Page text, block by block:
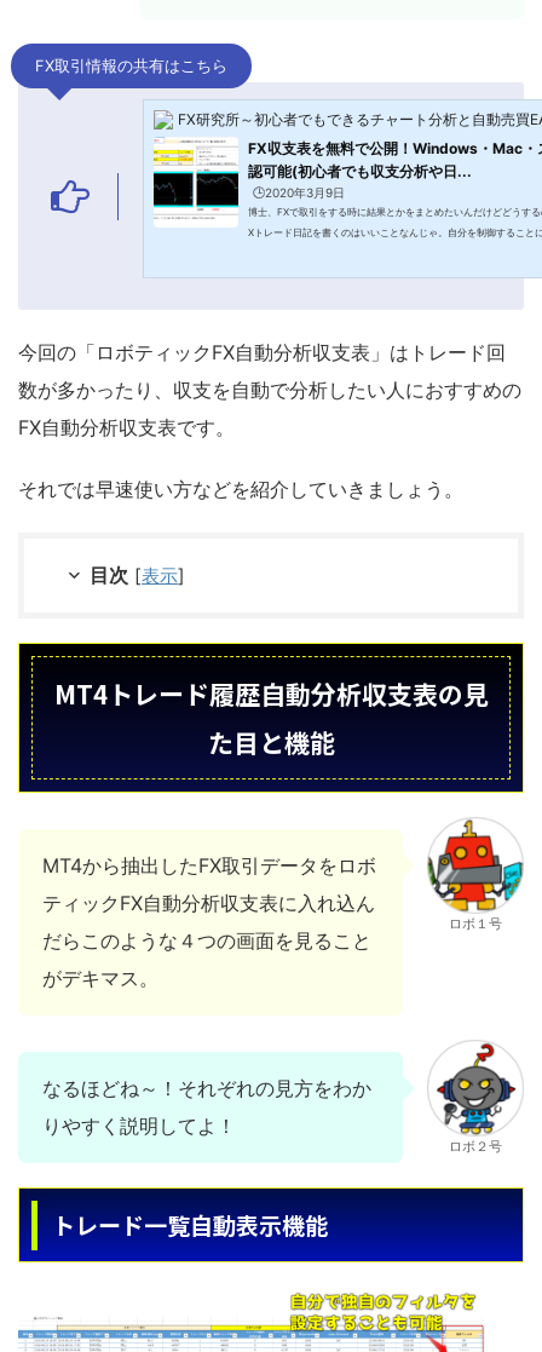
FX取引情報の共有はこちら
FX研究所～初心者でもできるチャート分析と自動売買
FX収支表を無料で公開！Windows・Mac・
認可能(初心者でも収支分析や日...
🕒️2020年3月9日
博士、FXで取引をする時に結果とかをまとめたいんだけどどうす
Xトレード日記を書くのはいいことなんじゃ。自分を制御すること
今回の「ロボティックFX自動分析収支表」はトレード回
数が多かったり、収支を自動で分析したい人におすすめの
FX自動分析収支表です。
それでは早速使い方などを紹介していきましょう。
目次 [表示]
MT4トレード履歴自動分析収支表の見
た目と機能
MT4から抽出したFX取引データをロボ
ティックFX自動分析収支表に入れ込ん
だらこのような４つの画面を見ること
がデキマス。
ロボ１号
なるほどね～！それぞれの見方をわか
りやすく説明してよ！
ロボ２号
トレード一覧自動表示機能